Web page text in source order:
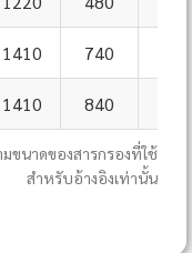
1410 740
1410 840
นาดของสารกรองที่ใช้
สำหรับอ้างอิงเท่านั้น